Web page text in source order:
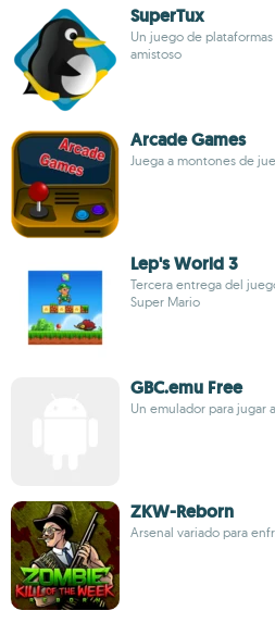
SuperTux
Un juego de
amistoso
Arcade Games
Juega a montones de
Lep's World 3
Tercera entrega del
Super Mario
GBC.emu Free
Un emulador para jugar
ZKW-Reborn
Arsenal variado para